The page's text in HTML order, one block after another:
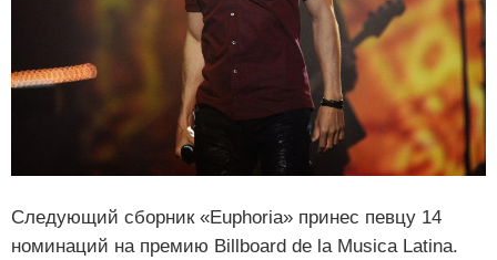
Следующий сборник «Euphoria» принес певцу 14
номинаций на премию Billboard de la Musica Latina.